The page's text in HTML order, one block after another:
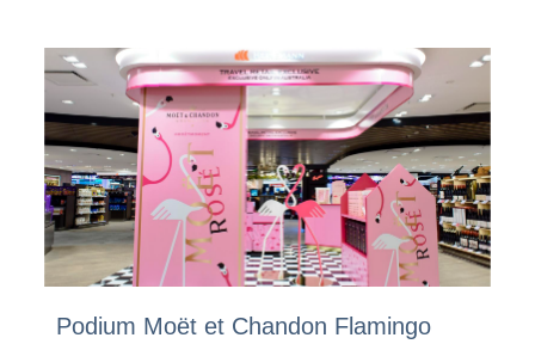
Podium Moët et Chandon Flamingo